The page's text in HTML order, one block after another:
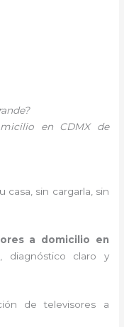
en CDMX de
casa, sin cargarla, sin
a domicilio en
diagnóstico claro y
de televisores a